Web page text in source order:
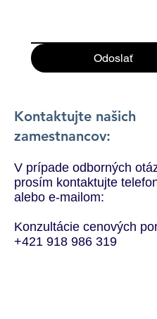
Odoslať
Kontaktujte našich
zamestnancov:
V prípade odborných
prosím kontaktujte
alebo e-mailom:
Konzultácie cenových
+421 918 986 319